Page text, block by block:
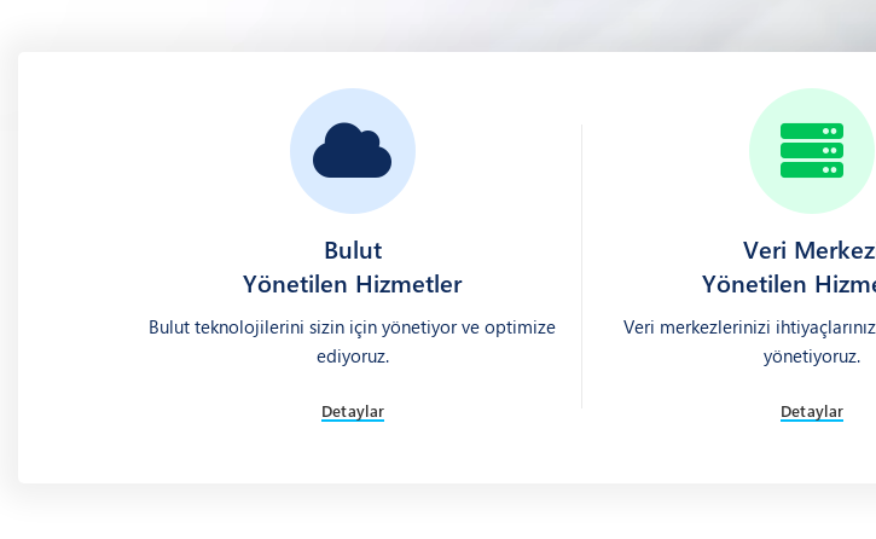
Bulut
Yönetilen Hizmetler
Bulut teknolojilerini sizin için yönetiyor ve optimize
ediyoruz.
Detaylar
Veri
Yönetilen
Veri merkezlerinizi
yönetiyoruz.
Detaylar